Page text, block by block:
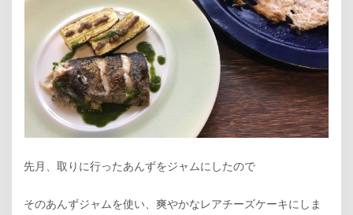
先月、取りに行ったあんずをジャムにしたので
そのあんずジャムを使い、爽やかなレアチーズケーキにしま